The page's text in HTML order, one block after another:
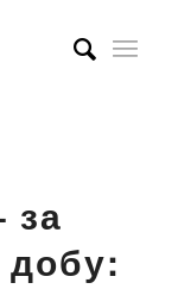
за
добу: